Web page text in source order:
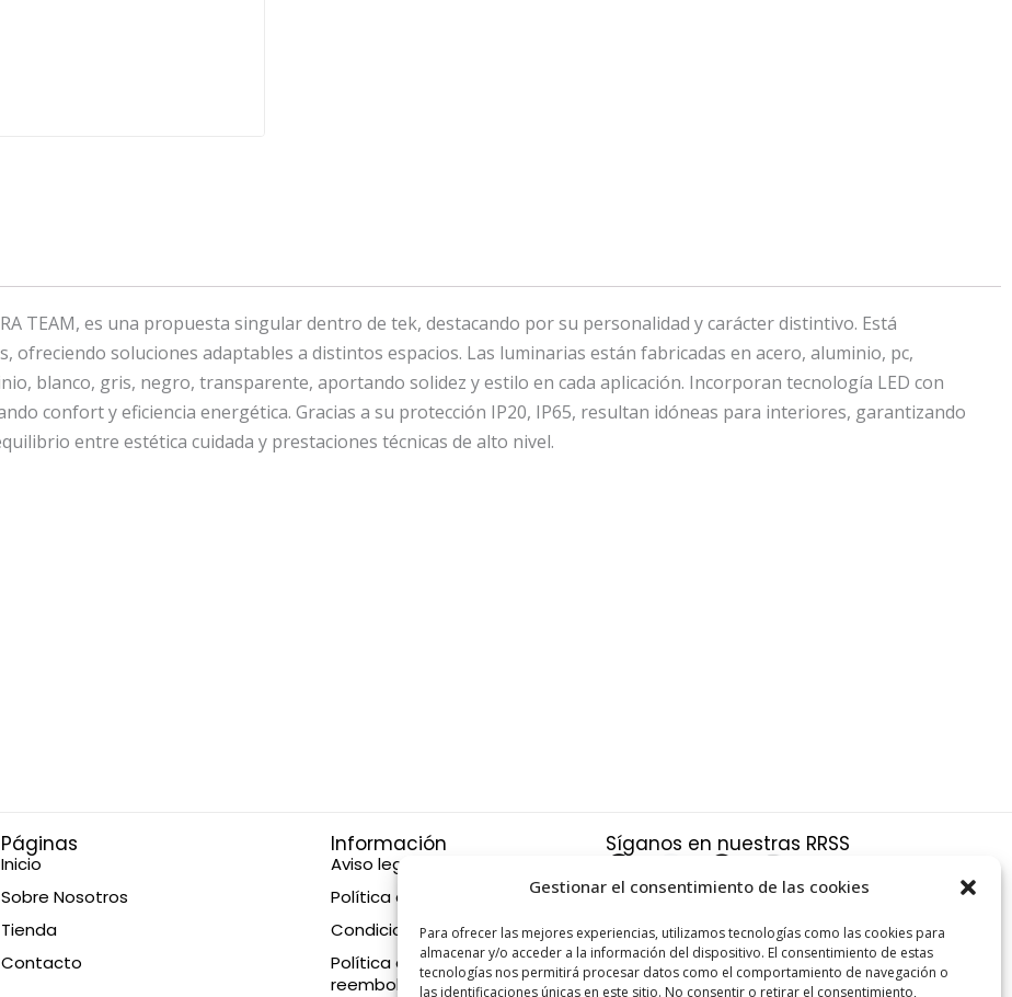
Gestionar el consentimiento de las cookies
Para ofrecer las mejores experiencias, utilizamos tecnologías como las cookies para
almacenar y/o acceder a la información del dispositivo. El consentimiento de estas
tecnologías nos permitirá procesar datos como el comportamiento de navegación o
las identificaciones únicas en este sitio. No consentir o retirar el consentimiento,
TEAM, es una propuesta singular dentro de tek, destacando por su personalidad y carácter distintivo. Está
soluciones adaptables a distintos espacios. Las luminarias están fabricadas en acero, aluminio, pc,
blanco, gris, negro, transparente, aportando solidez y estilo en cada aplicación. Incorporan tecnología LED con
confort y eficiencia energética. Gracias a su protección IP20, IP65, resultan idóneas para interiores, garantizando
entre estética cuidada y prestaciones técnicas de alto nivel.
Páginas
Inicio
Sobre Nosotros
Tienda
Contacto
Información
Aviso legal
Política de privacidad
Condiciones de compra
Política de devoluciones y
reembolsos
Síganos en nuestras RRSS
F
a
e
b
-
t
w
i
P
i
n
t
e
I
n
s
t
a